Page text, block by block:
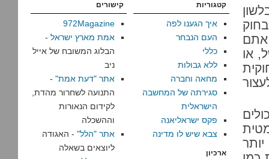
אתם
או
קטגוריות
איך הגענו לפה
העם הנבחר
כללי
ללא גבולות
מחאה וחברה
סגירתה של המחשבה
הישראלית
פקס ישראליאנה
צבא שיש לו מדינה
ארכיון
קישורים
972Magazine
אמת מארץ ישראל -
הבלוג המשובח של אייל
ניב
אתר "דעת אמת" -
התנועה לשחרור מהדת,
לקידום הנאורות
וההשכלה
אתר "הלל" - האגודה
ליוצאים בשאלה